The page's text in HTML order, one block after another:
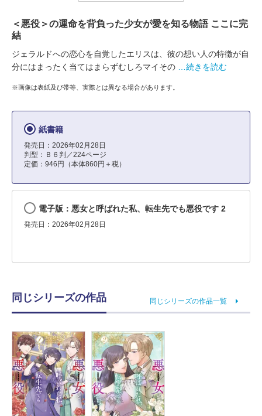
＜悪役＞の運命を背負った少女が愛を知る物語 ここに完
結
ジェラルドへの恋心を自覚したエリスは、彼の想い人の特徴が自
分にはまったく当てはまらずむしろマイその
…続きを読む
※画像は表紙及び帯等、実際とは異なる場合があります。
紙書籍
発売日：2026年02月28日
判型：Ｂ６判／224ページ
定価：946円（本体860円＋税）
電子版：悪女と呼ばれた私、転生先でも悪役です 2
発売日：2026年02月28日
同じシリーズの作品 同じシリーズの作品一覧